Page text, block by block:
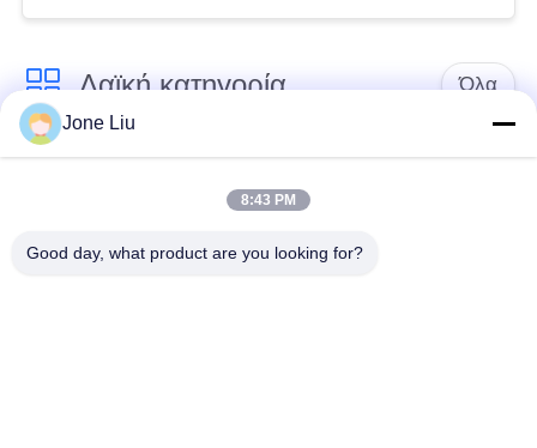
Λαϊκή κατηγορία Όλα
Κλονισμός
ελατήρια αναστολής
αέρα
Μέρη αναστολής
Μέρη αναστολής
Jone Liu
8:43 PM
Good day, what product are you looking for?